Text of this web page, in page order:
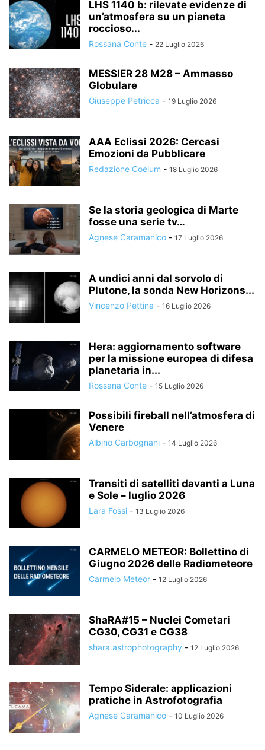
LHS 1140 b: rilevate evidenze di
un’atmosfera su un pianeta
roccioso...
Rossana Conte - 22 Luglio 2026
MESSIER 28 M28 – Ammasso
Globulare
Giuseppe Petricca - 19 Luglio 2026
AAA Eclissi 2026: Cercasi
Emozioni da Pubblicare
Redazione Coelum - 18 Luglio 2026
Se la storia geologica di Marte
fosse una serie tv…
Agnese Caramanico - 17 Luglio 2026
A undici anni dal sorvolo di
Plutone, la sonda New Horizons...
Vincenzo Pettina - 16 Luglio 2026
Hera: aggiornamento software
per la missione europea di difesa
planetaria in...
Rossana Conte - 15 Luglio 2026
Possibili fireball nell’atmosfera di
Venere
Albino Carbognani - 14 Luglio 2026
Transiti di satelliti davanti a Luna
e Sole – luglio 2026
Lara Fossi - 13 Luglio 2026
CARMELO METEOR: Bollettino di
Giugno 2026 delle Radiometeore
Carmelo Meteor - 12 Luglio 2026
ShaRA#15 – Nuclei Cometari
CG30, CG31 e CG38
shara.astrophotography - 12 Luglio 2026
Tempo Siderale: applicazioni
pratiche in Astrofotografia
Agnese Caramanico - 10 Luglio 2026